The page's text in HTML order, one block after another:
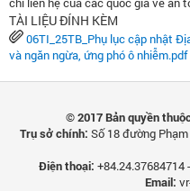
TÀI LIỆU ĐÍNH KÈM
06TI_25TB_Phụ lục cập nhật
và ngăn ngừa, ứng phó ô nhiễm.pdf
© 2017 Bản quyền
Trụ sở chính: Số 18 đường
Điện thoại: +84.24.37684714
Email: